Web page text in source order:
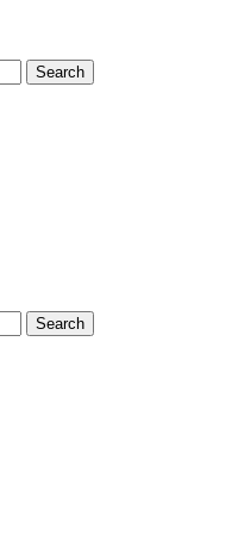
Search
Search